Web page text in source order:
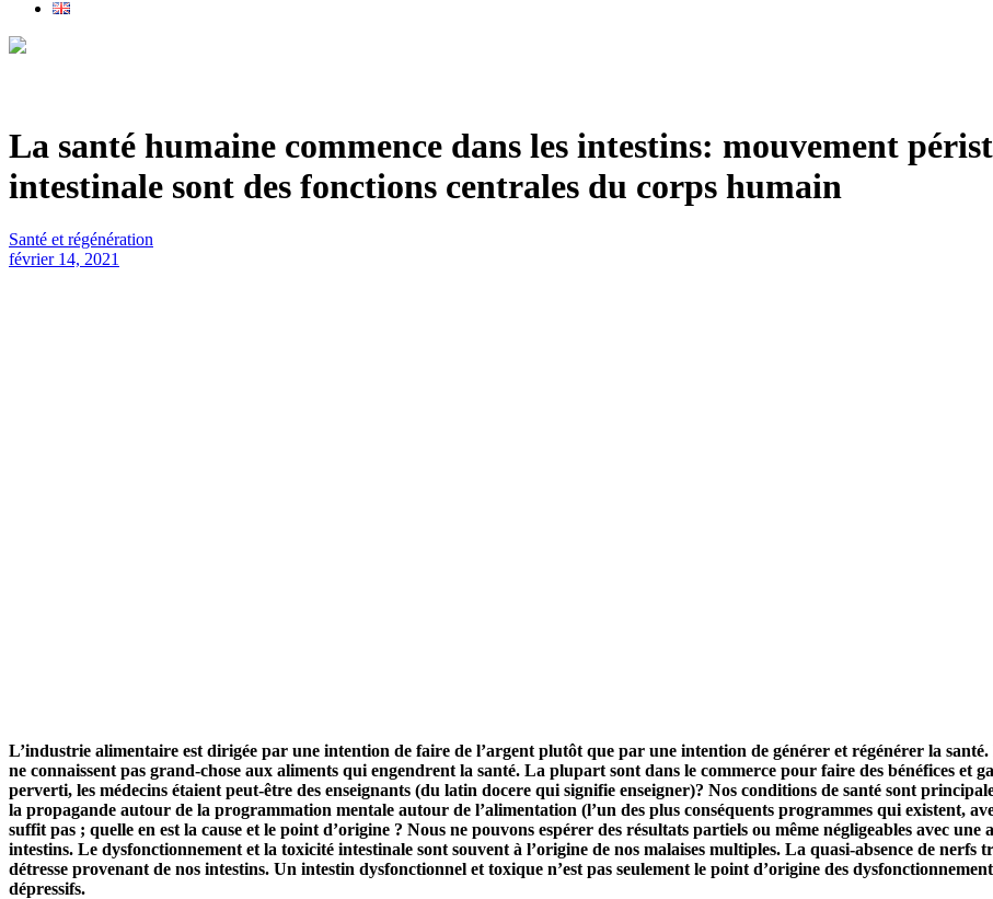
La santé humaine commence dans les intestins: mouvement
intestinale sont des fonctions centrales du corps humain
Santé et régénération
février 14, 2021
L’industrie alimentaire est dirigée par une intention de faire de l’argent plutôt que par une intention de générer et régénérer la
ne connaissent pas grand-chose aux aliments qui engendrent la santé. La plupart sont dans le commerce pour faire des bénéfices et
perverti, les médecins étaient peut-être des enseignants (du latin docere qui signifie enseigner)? Nos conditions de santé sont
la propagande autour de la programmation mentale autour de l’alimentation (l’un des plus conséquents programmes qui existent,
suffit pas ; quelle en est la cause et le point d’origine ? Nous ne pouvons espérer des résultats partiels ou même négligeables avec
intestins. Le dysfonctionnement et la toxicité intestinale sont souvent à l’origine de nos malaises multiples. La quasi-absence de
détresse provenant de nos intestins. Un intestin dysfonctionnel et toxique n’est pas seulement le point d’origine des
dépressifs.